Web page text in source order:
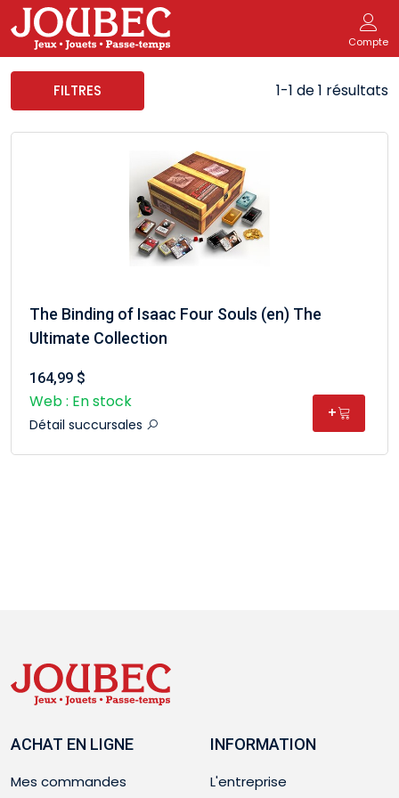
Compte
FILTRES 1-1 de 1 résultats
The Binding of Isaac Four Souls (en) The
Ultimate Collection
164,99 $
Web : En stock
Détail succursales
+
ACHAT EN LIGNE
Mes commandes
INFORMATION
L'entreprise